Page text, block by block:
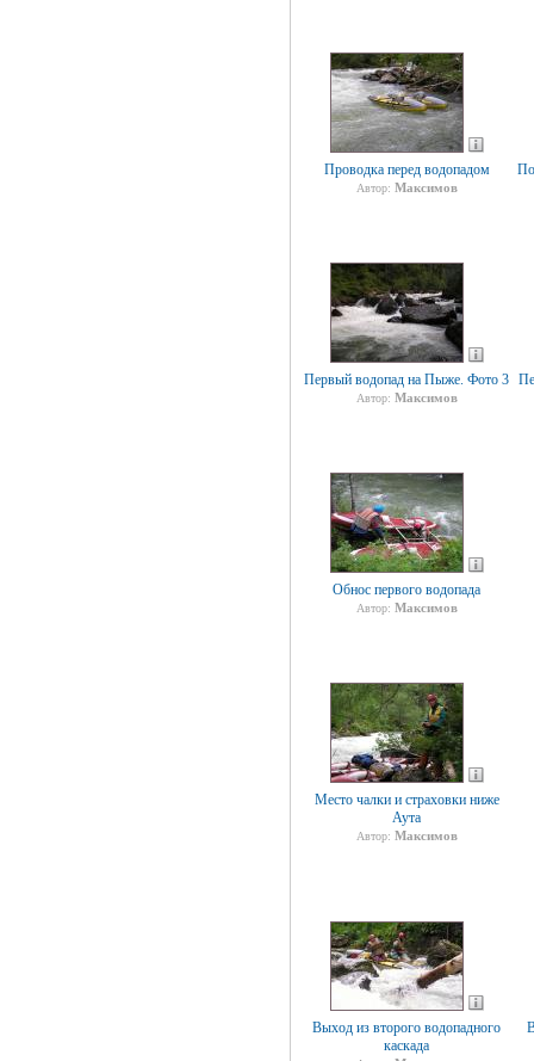
Проводка перед водопадом
Автор: Максимов
Первый водопад на Пыже. Фото 3
Автор: Максимов
Обнос первого водопада
Автор: Максимов
Место чалки и страховки ниже
Аута
Автор: Максимов
Выход из второго водопадного
каскада